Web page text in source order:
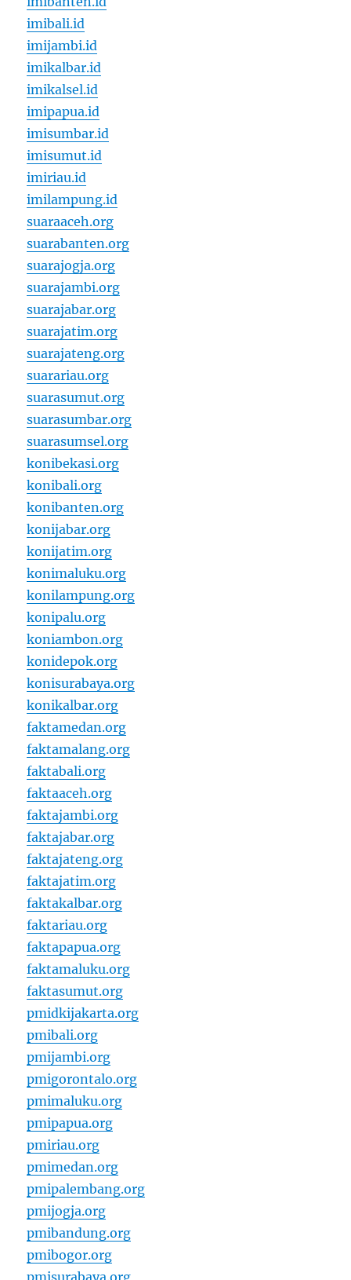
imibali.id
imijambi.id
imikalbar.id
imikalsel.id
imipapua.id
imisumbar.id
imisumut.id
imiriau.id
imilampung.id
suaraaceh.org
suarabanten.org
suarajogja.org
suarajambi.org
suarajabar.org
suarajatim.org
suarajateng.org
suarariau.org
suarasumut.org
suarasumbar.org
suarasumsel.org
konibekasi.org
konibali.org
konibanten.org
konijabar.org
konijatim.org
konimaluku.org
konilampung.org
konipalu.org
koniambon.org
konidepok.org
konisurabaya.org
konikalbar.org
faktamedan.org
faktamalang.org
faktabali.org
faktaaceh.org
faktajambi.org
faktajabar.org
faktajateng.org
faktajatim.org
faktakalbar.org
faktariau.org
faktapapua.org
faktamaluku.org
faktasumut.org
pmidkijakarta.org
pmibali.org
pmijambi.org
pmigorontalo.org
pmimaluku.org
pmipapua.org
pmiriau.org
pmimedan.org
pmipalembang.org
pmijogja.org
pmibandung.org
pmibogor.org